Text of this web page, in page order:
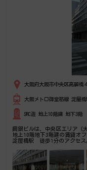
大阪府大阪市中央区高麗橋
大阪メトロ御堂筋線 淀屋
SRC造 地上10階建 地下3階
興銀ビルは、中央区エリア（
地上10階地下3階建の賃貸オ
淀屋橋駅 徒歩1分のアクセス